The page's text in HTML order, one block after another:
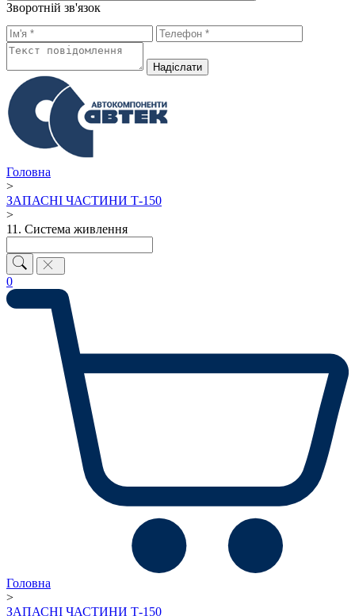
Зворотній зв'язок
Надiслати
Головна
>
ЗАПАСНІ ЧАСТИНИ Т-150
>
11. Система живлення
0
Головна
>
ЗАПАСНІ ЧАСТИНИ Т-150